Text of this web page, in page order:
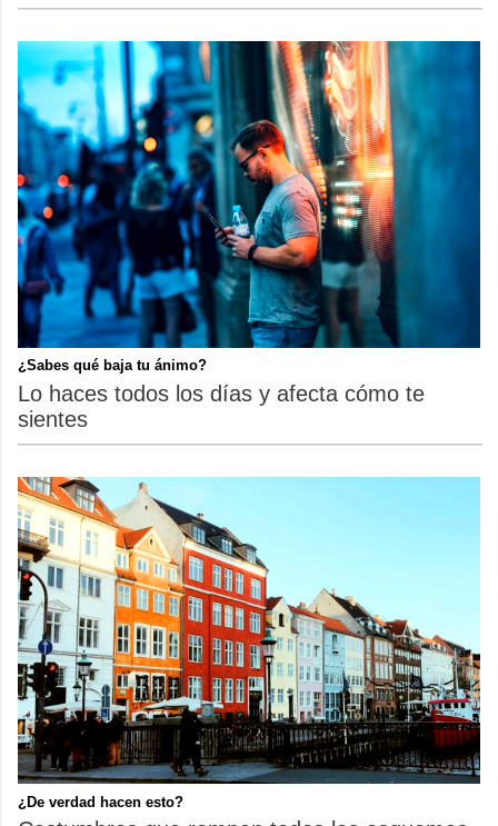
¿Sabes qué baja tu ánimo?
Lo haces todos los días y afecta cómo te
sientes
¿De verdad hacen esto?